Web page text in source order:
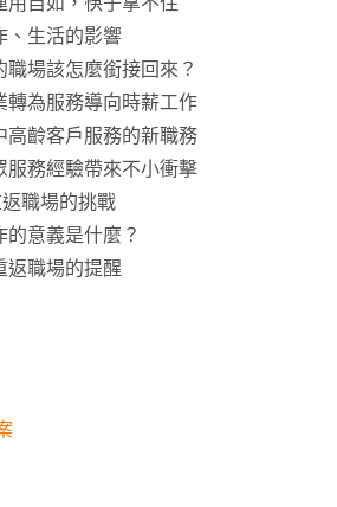
、生活的影響
職場該怎麼銜接回來？
轉為服務導向時薪工作
高齡客戶服務的新職務
服務經驗帶來不小衝擊
職場的挑戰
意義是什麼？
返職場的提醒